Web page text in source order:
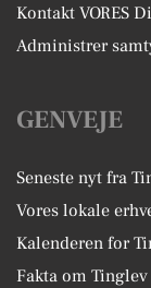
Kontakt VORES
Administrer
GENVEJE
Seneste nyt fra
Vores lokale
Kalenderen for
Fakta om Tinglev